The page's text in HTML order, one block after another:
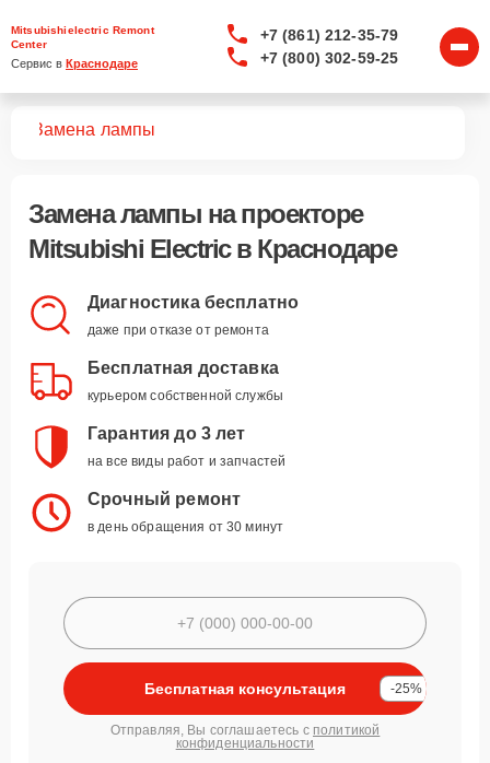
Mitsubishielectric Remont
Center
Сервис в Краснодаре
+7 (861) 212-35-79
+7 (800) 302-59-25
Замена лампы
Замена лампы на проекторе
Mitsubishi Electric в Краснодаре
Диагностика бесплатно
даже при отказе от ремонта
Бесплатная доставка
курьером собственной службы
Гарантия до 3 лет
на все виды работ и запчастей
Срочный ремонт
в день обращения от 30 минут
Бесплатная консультация -25%
Отправляя, Вы соглашаетесь с политикой
конфиденциальности